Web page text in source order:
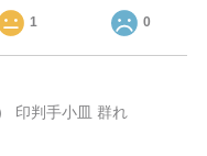
1 0
印判手小皿 群れ